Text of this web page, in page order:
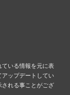
ている情報を元に表
アップデートしてい
される事ことがござ